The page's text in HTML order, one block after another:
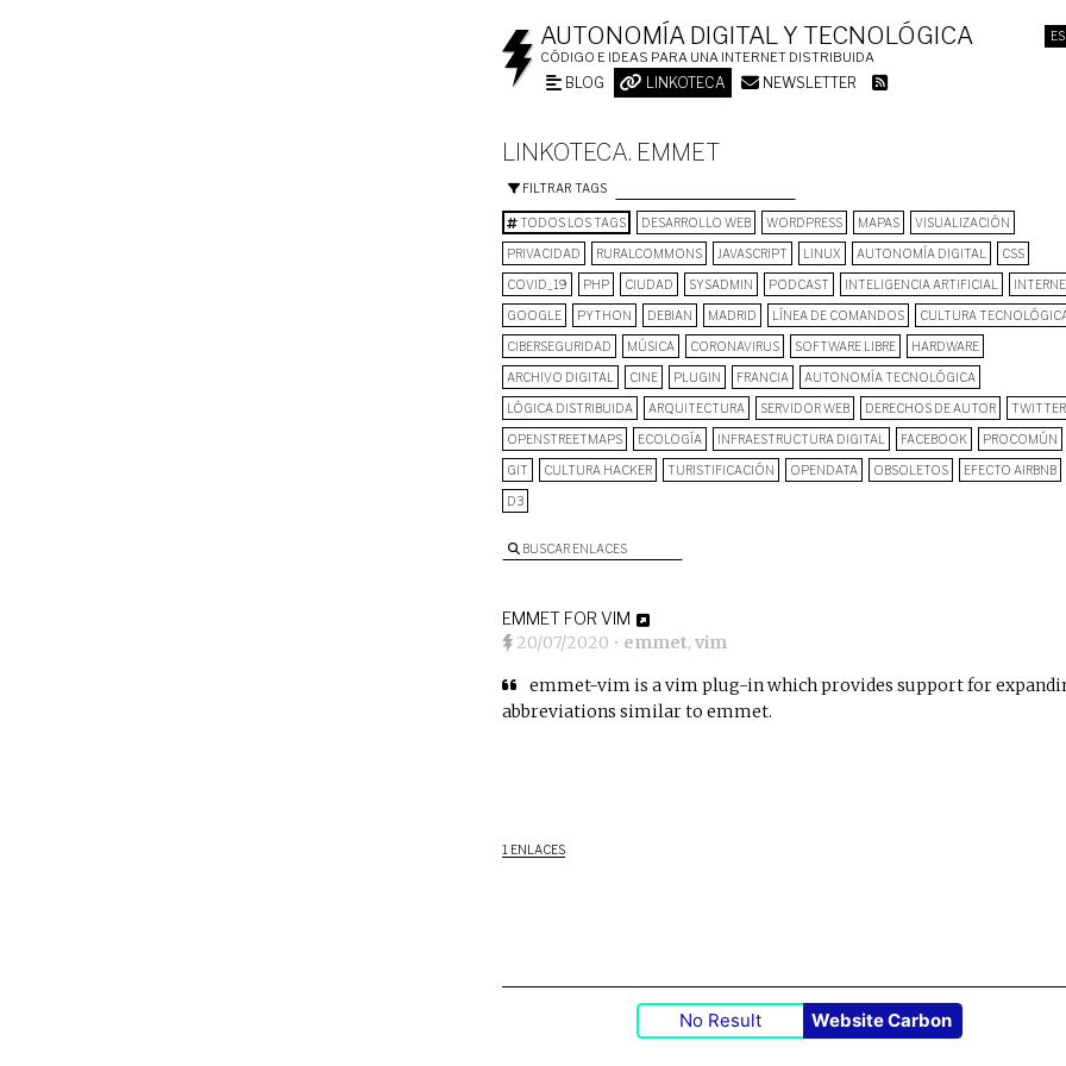
ES
AUTONOMÍA DIGITAL Y TECNOLÓGICA
CÓDIGO E IDEAS PARA UNA INTERNET DISTRIBUIDA
BLOG LINKOTECA NEWSLETTER
LINKOTECA. EMMET
FILTRAR TAGS
TODOS LOS TAGS DESARROLLO WEB WORDPRESS MAPAS VISUALIZACIÓN
PRIVACIDAD RURALCOMMONS JAVASCRIPT LINUX AUTONOMÍA DIGITAL CSS
COVID_19 PHP CIUDAD SYSADMIN PODCAST INTELIGENCIA ARTIFICIAL
GOOGLE PYTHON DEBIAN MADRID LÍNEA DE COMANDOS CULTURA
CIBERSEGURIDAD MÚSICA CORONAVIRUS SOFTWARE LIBRE HARDWARE
ARCHIVO DIGITAL CINE PLUGIN FRANCIA AUTONOMÍA TECNOLÓGICA
LÓGICA DISTRIBUIDA ARQUITECTURA SERVIDOR WEB DERECHOS DE AUTOR TWITTER
OPENSTREETMAPS ECOLOGÍA INFRAESTRUCTURA DIGITAL FACEBOOK PROCOMÚN
GIT CULTURA HACKER TURISTIFICACIÓN OPENDATA OBSOLETOS EFECTO AIRBNB
D3
BUSCAR ENLACES
EMMET FOR VIM
20/07/2020 • emmet, vim
emmet-vim is a vim plug-in which provides support for
abbreviations similar to emmet.
1 ENLACES
No Result Website Carbon